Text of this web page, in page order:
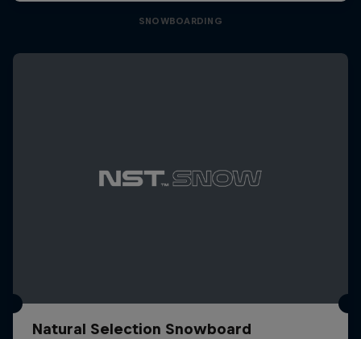
SNOWBOARDING
Natural Selection Snowboard